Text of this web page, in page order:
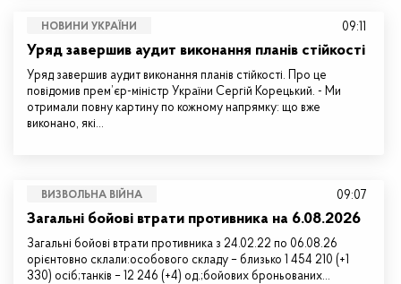
НОВИНИ УКРАЇНИ
Уряд завершив аудит виконання планів стійкості
Уряд завершив аудит виконання планів стійкості. Про це
повідомив прем’єр-міністр України Сергій Корецький. - Ми
отримали повну картину по кожному напрямку: що вже
виконано, які…
09:11
ВИЗВОЛЬНА ВІЙНА
Загальні бойові втрати противника на 6.08.2026
Загальні бойові втрати противника з 24.02.22 по 06.08.26
орієнтовно склали:особового складу – близько 1 454 210 (+1
330) осіб;танків – 12 246 (+4) од.;бойових броньованих…
09:07